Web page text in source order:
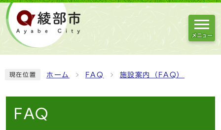
メニュー
現在位置 ホーム FAQ 施設案内（FAQ）
FAQ